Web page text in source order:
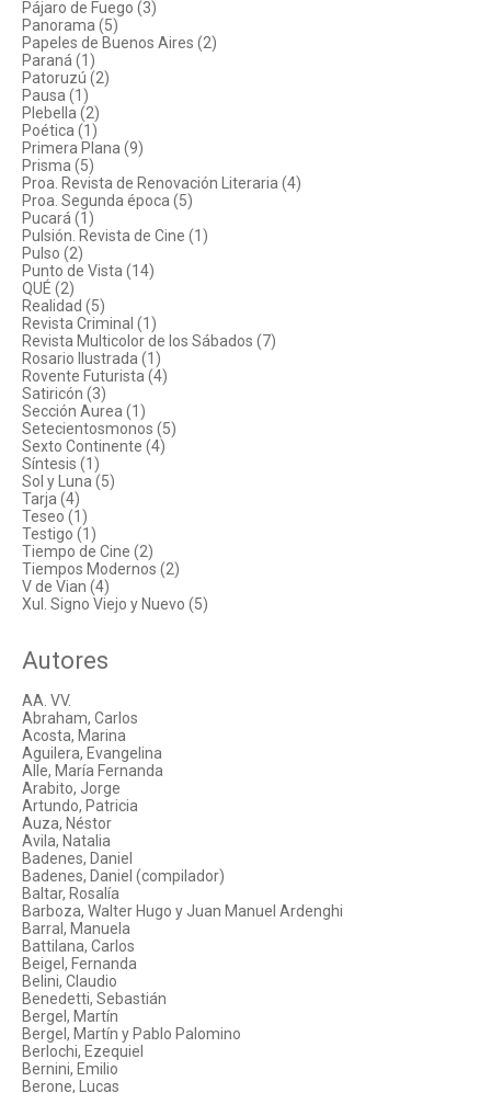
Pájaro de Fuego (3)
Panorama (5)
Papeles de Buenos Aires (2)
Paraná (1)
Patoruzú (2)
Pausa (1)
Plebella (2)
Poética (1)
Primera Plana (9)
Prisma (5)
Proa. Revista de Renovación Literaria (4)
Proa. Segunda época (5)
Pucará (1)
Pulsión. Revista de Cine (1)
Pulso (2)
Punto de Vista (14)
QUÉ (2)
Realidad (5)
Revista Criminal (1)
Revista Multicolor de los Sábados (7)
Rosario Ilustrada (1)
Rovente Futurista (4)
Satiricón (3)
Sección Aurea (1)
Setecientosmonos (5)
Sexto Continente (4)
Síntesis (1)
Sol y Luna (5)
Tarja (4)
Teseo (1)
Testigo (1)
Tiempo de Cine (2)
Tiempos Modernos (2)
V de Vian (4)
Xul. Signo Viejo y Nuevo (5)
Autores
AA. VV.
Abraham, Carlos
Acosta, Marina
Aguilera, Evangelina
Alle, María Fernanda
Arabito, Jorge
Artundo, Patricia
Auza, Néstor
Avila, Natalia
Badenes, Daniel
Badenes, Daniel (compilador)
Baltar, Rosalía
Barboza, Walter Hugo y Juan Manuel Ardenghi
Barral, Manuela
Battilana, Carlos
Beigel, Fernanda
Belini, Claudio
Benedetti, Sebastián
Bergel, Martín
Bergel, Martín y Pablo Palomino
Berlochi, Ezequiel
Bernini, Emilio
Berone, Lucas